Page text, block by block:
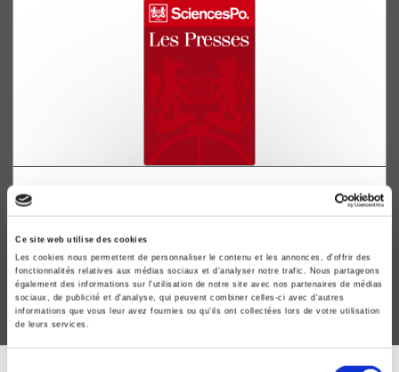
Ce site web utilise des cookies
Les cookies nous permettent de personnaliser le contenu et les annonces, d'offrir des
fonctionnalités relatives aux médias sociaux et d'analyser notre trafic. Nous partageons
également des informations sur l'utilisation de notre site avec nos partenaires de médias
sociaux, de publicité et d'analyse, qui peuvent combiner celles-ci avec d'autres
informations que vous leur avez fournies ou qu'ils ont collectées lors de votre utilisation
de leurs services.
Régime interne et politique extérieure dans les
pays d'Asie
Claude Cadart